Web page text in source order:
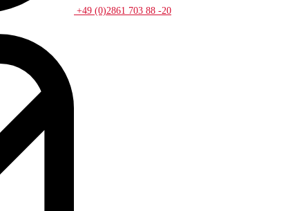
+49 (0)2861 703 88 -20